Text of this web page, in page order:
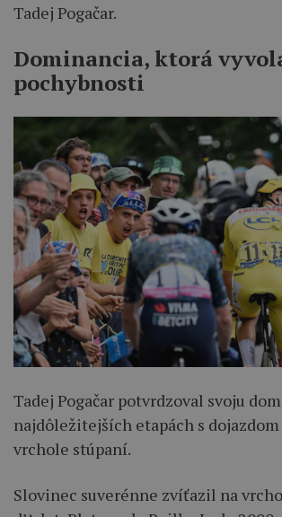
Tadej Pogačar.
Dominancia, ktorá
pochybnosti
Tadej Pogačar potvrdzoval svoju
najdôležitejších etapách s dojazdom
vrchole stúpaní.
Slovinec suverénne zvíťazil na